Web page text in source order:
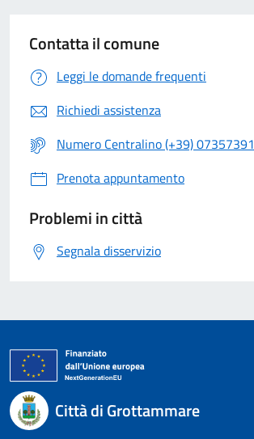
Contatta il comune
Leggi le domande frequenti
Richiedi assistenza
Numero Centralino (+39) 07357391
Prenota appuntamento
Problemi in città
Segnala disservizio
Città di Grottammare